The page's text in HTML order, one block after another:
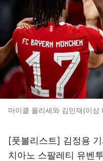
마이클 올리세와 김민재(이
[풋볼리스트] 김정용
치아노 스팔레티 유벤